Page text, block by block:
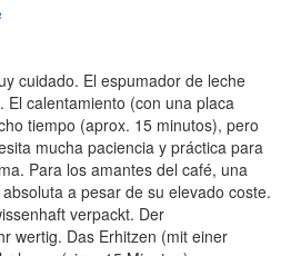
cuidado. El espumador de leche
calentamiento (con una placa
tiempo (aprox. 15 minutos), pero
mucha paciencia y práctica para
Para los amantes del café, una
a pesar de su elevado coste.
verpackt. Der
wertig. Das Erhitzen (mit einer